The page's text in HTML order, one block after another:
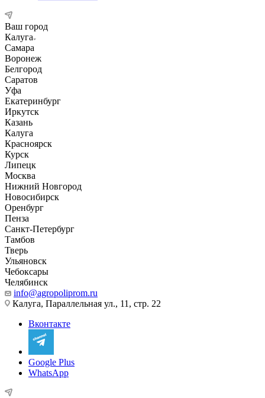
Ваш город
Калуга
Самара
Воронеж
Белгород
Саратов
Уфа
Екатеринбург
Иркутск
Казань
Калуга
Красноярск
Курск
Липецк
Москва
Нижний Новгород
Новосибирск
Оренбург
Пенза
Санкт-Петербург
Тамбов
Тверь
Ульяновск
Чебоксары
Челябинск
info@agropoliprom.ru
Калуга, Параллельная ул., 11, стр. 22
Вконтакте
Google Plus
WhatsApp